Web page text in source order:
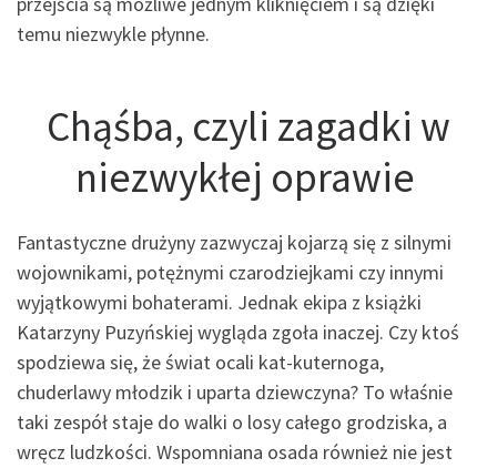
temu niezwykle płynne.
Chąśba, czyli zagadki w
niezwykłej oprawie
Fantastyczne drużyny zazwyczaj kojarzą się z silnymi
wojownikami, potężnymi czarodziejkami czy innymi
wyjątkowymi bohaterami. Jednak ekipa z książki
Katarzyny Puzyńskiej wygląda zgoła inaczej. Czy ktoś
spodziewa się, że świat ocali kat-kuternoga,
chuderlawy młodzik i uparta dziewczyna? To właśnie
taki zespół staje do walki o losy całego grodziska, a
wręcz ludzkości. Wspomniana osada również nie jest